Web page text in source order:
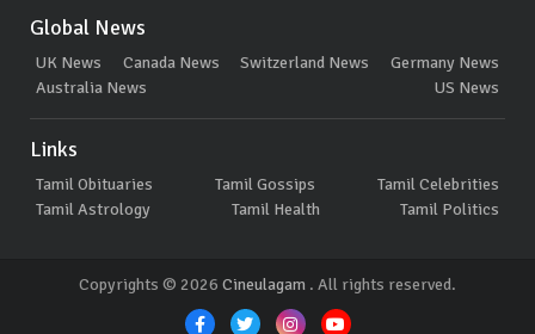
Global News
UK News Canada News Switzerland News
Germany News
Australia News
US News
Links
Tamil Obituaries Tamil Gossips
Tamil Celebrities
Tamil Astrology
Tamil Health Tamil Politics
Copyrights © 2026 Cineulagam . All rights reserved.